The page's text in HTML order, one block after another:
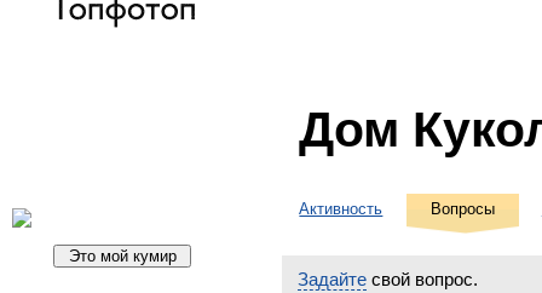
Дом
Активность Вопросы
Задайте свой вопрос.